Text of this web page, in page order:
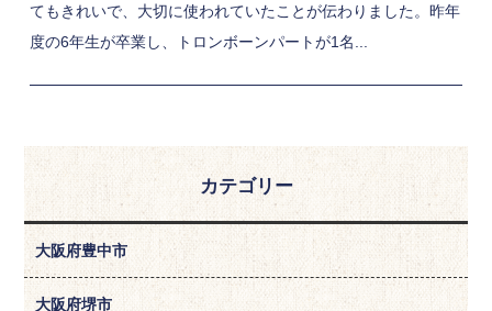
てもきれいで、大切に使われていたことが伝わりました。昨年
度の6年生が卒業し、トロンボーンパートが1名...
カテゴリー
大阪府豊中市
大阪府堺市